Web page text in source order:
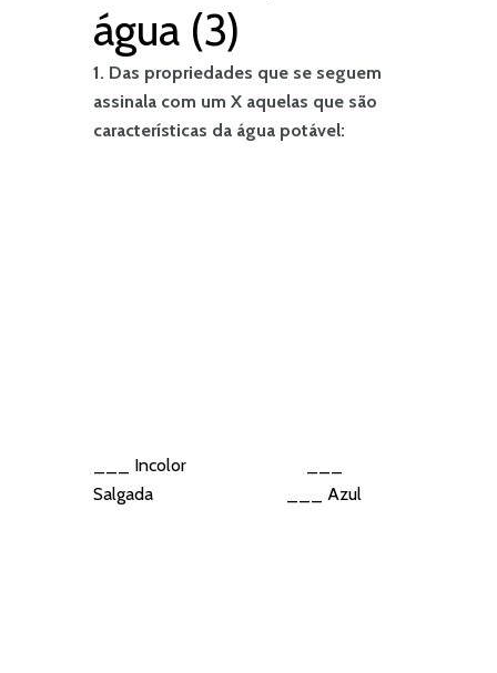
água (3)
1. Das propriedades que se seguem
assinala com um X aquelas que são
características da água potável:
___ Incolor ___
Salgada ___ Azul